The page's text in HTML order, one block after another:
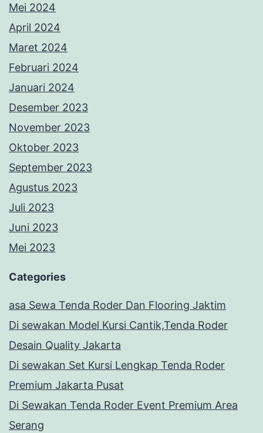
Mei 2024
April 2024
Maret 2024
Februari 2024
Januari 2024
Desember 2023
November 2023
Oktober 2023
September 2023
Agustus 2023
Juli 2023
Juni 2023
Mei 2023
Categories
asa Sewa Tenda Roder Dan Flooring Jaktim
Di sewakan Model Kursi Cantik,Tenda Roder
Desain Quality Jakarta
Di sewakan Set Kursi Lengkap Tenda Roder
Premium Jakarta Pusat
Di Sewakan Tenda Roder Event Premium Area
Serang